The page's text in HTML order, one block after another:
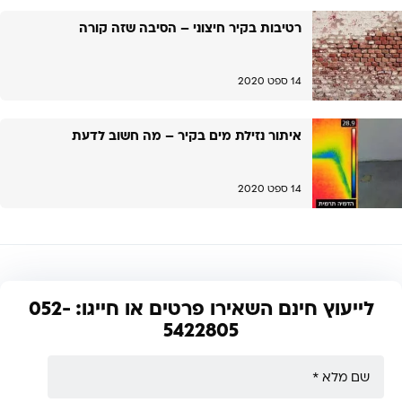
רטיבות בקיר חיצוני – הסיבה שזה קורה
14 ספט 2020
איתור נזילת מים בקיר – מה חשוב לדעת
14 ספט 2020
לייעוץ חינם השאירו פרטים או חייגו: 052-
5422805